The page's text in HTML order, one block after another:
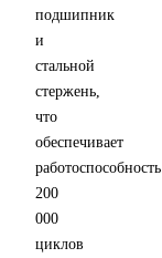
подшипник
и
стальной
стержень,
что
обеспечивает
работоспособность
200
000
циклов